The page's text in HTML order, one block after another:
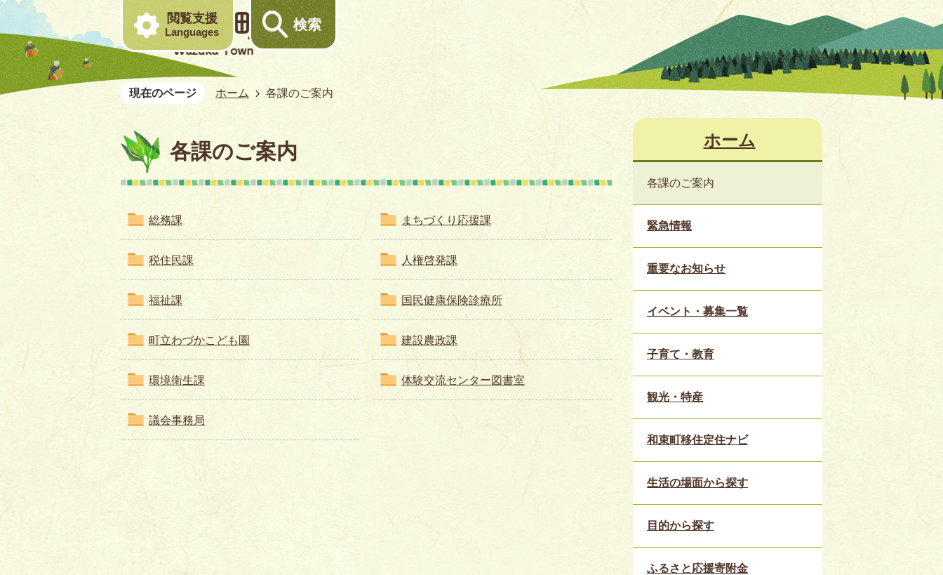
閲覧支援
Languages 検索
現在のページ ホーム 各課のご案内
各課のご案内
総務課 まちづくり応援課
税住民課 人権啓発課
福祉課 国民健康保険診療所
町立わづかこども園 建設農政課
環境衛生課 体験交流センター図書室
議会事務局
ホーム
各課のご案内
緊急情報
重要なお知らせ
イベント・募集一覧
子育て・教育
観光・特産
和束町移住定住ナビ
生活の場面から探す
目的から探す
ふるさと応援寄附金